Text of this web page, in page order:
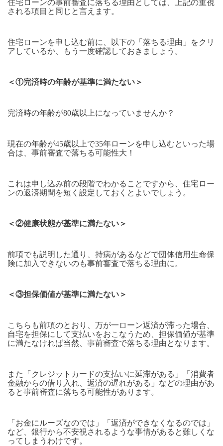
住宅ローンの事前審査に落ちる理由としては、上記の重視
される項目と同じと言えます。
住宅ローンを申し込む前に、以下の「落ちる理由」をクリ
アしているか、もう一度確認しておきましょう。
＜①完済時の年齢が基準に満たない＞
完済時の年齢が80歳以上になっていませんか？
現在の年齢が45歳以上で35年ローンを申し込むといった場
合は、事前審査で落ちる可能性大！
これは申し込み前の段階でわかることですから、住宅ロー
ンの返済期間を短く設定しておくとよいでしょう。
＜②健康状態が基準に満たない＞
前項でも説明した通り、持病があるなどで団体信用生命保
険に加入できないのも事前審査で落ちる理由に。
＜③担保価値が基準に満たない＞
こちらも前項のとおり、万が一ローン返済が滞った場合、
自宅を担保にして支払いをおこなうため、担保価値が基準
に満たなければ当然、事前審査で落ちる理由となります。
また「クレジットカードの支払いに延滞がある」「消費者
金融からの借り入れ、返済の遅れがある」などの理由があ
ると事前審査に落ちる可能性があります。
「お金にルーズなのでは」「返済ができなくなるのでは」
など、銀行から不安視されるような事情があると難しくな
ってしまうわけです。